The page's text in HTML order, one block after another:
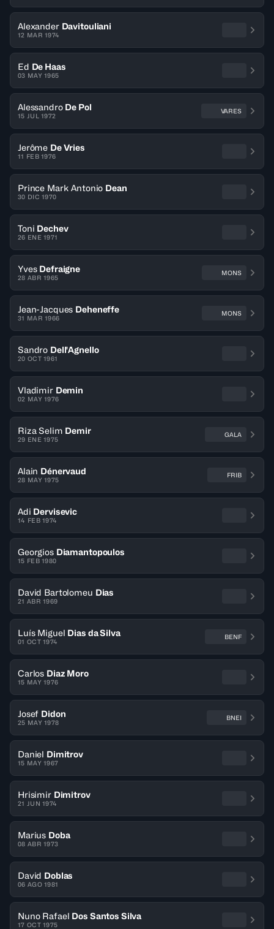
Alexander Davitouliani
12 MAR 1974
Ed De Haas
03 MAY 1965
Alessandro De Pol
15 JUL 1972
VARES
Jerôme De Vries
11 FEB 1976
Prince Mark Antonio Dean
30 DIC 1970
Toni Dechev
26 ENE 1971
Yves Defraigne
28 ABR 1965
MONS
Jean-Jacques Deheneffe
31 MAR 1966
MONS
Sandro Dell'Agnello
20 OCT 1961
Vladimir Demin
02 MAY 1976
Riza Selim Demir
29 ENE 1975
GALA
Alain Dénervaud
28 MAY 1975
FRIB
Adi Dervisevic
14 FEB 1974
Georgios Diamantopoulos
15 FEB 1980
David Bartolomeu Dias
21 ABR 1969
Luís Miguel Dias da Silva
01 OCT 1974
BENF
Carlos Diaz Moro
15 MAY 1976
Josef Didon
25 MAY 1978
BNEI
Daniel Dimitrov
15 MAY 1967
Hrisimir Dimitrov
21 JUN 1974
Marius Doba
08 ABR 1973
David Doblas
06 AGO 1981
Nuno Rafael Dos Santos Silva
17 OCT 1975